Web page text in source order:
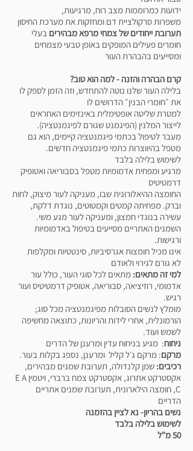
ידועות כמרוממות מצב רוח, מרגיעות,
משפרות סרקולציית דם ומחזקות את מערכת החיסון
תערובת ייחודים של צמחי מרפא מבהירים בעלי
חומרים פעילים המופקים באופן טבעי מצמחים
ומסייעים בהבהרת העור
קרם הבהרה והזנה - למה הוא טוב?
בלילה העור שלנו נוטה להתחדש, וזה הזמן לספק לו
את ״חומרי הבנין״ הדרושים לו
למטרת שליטה אופטימלית באינזימים האחראים
לייצור המלנין (הפיגמנט שגורם לפיגמנטציה).
מעבר לטיפול בכתמי פיגמנטציה קיימים, הוא גם
מטפל בהיווצרות כתמי פיגמנטציה חדשים.
לשימוש בלילה בלבד
מרגיע ומפחית אדמומיות מטפל בסבוריאה ואטופיק
דרמטיטיס
החומצה ההיאלורונית שבו, מעניקה לעור מיצוק, לחות
וברק. מפחיתה קמטים וקמטוטים, נוגדת דלקת,
עשירה בנוגדי חמצון, ומעניקה לעור מגע משי.
השמנים האתריים מסייעים בטיפול באדמומיות
ורגישות.
אינו מכיל חומצות אגרסיביות, סינטטיות ומקלפות
לא גורם לגירוי ולאודם
למי זה מתאים: מתאים לכל סוגי העור, כולל עור
אדמומי, רוזיציאה, סבוריאה, אטופיק דרמטיטיס ועור
רגיש.
מומלץ לנשים הסובלות מפיגמנטציה מכל סוג;
הורמונלית, אחרי לידות והריונות, כתוצאה מחשיפה
לשמש ועוד.
ניחוח: מגיע בניחוח עדין ומרענן של הדרים
מרקם: מרקם ג׳ל קליל ומרענן, נספג בקלות בעור.
רכיבים: שמן קלנדולה, תערובת שמנים מבהירים,
אקסטרקט אתרוג, אקסטרקט צמח ברברי, ויטמין E A
C, חומצה הילארונית, תערובת שמנים אתריים
הדריים
נשים בהריון- נא לציין בהזמנה
לשימוש בלילה בלבד
50 מ"ל